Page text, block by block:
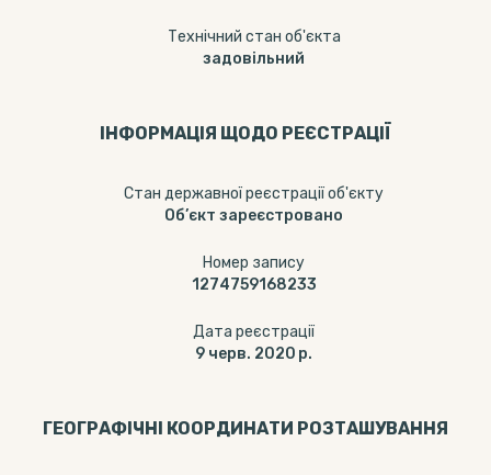
Технічний стан об'єкта
задовільний
ІНФОРМАЦІЯ ЩОДО РЕЄСТРАЦІЇ
Стан державної реєстрації об'єкту
Об’єкт зареєстровано
Номер запису
1274759168233
Дата реєстрації
9 черв. 2020 р.
ГЕОГРАФІЧНІ КООРДИНАТИ РОЗТАШУВАННЯ